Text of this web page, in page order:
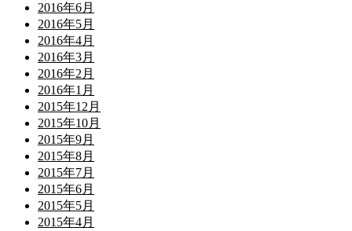
2016年6月
2016年5月
2016年4月
2016年3月
2016年2月
2016年1月
2015年12月
2015年10月
2015年9月
2015年8月
2015年7月
2015年6月
2015年5月
2015年4月